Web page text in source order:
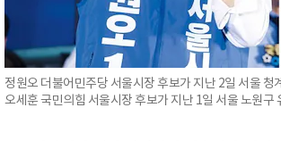
정원오 더불어민주당 서울시장 후보가 지난 2일 서울
오세훈 국민의힘 서울시장 후보가 지난 1일 서울 노원